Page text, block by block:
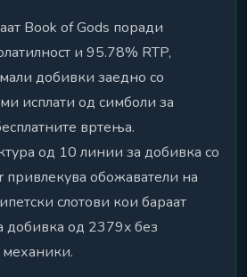
Book of Gods поради
и 95.78% RTP,
добивки заедно со
исплати од симболи за
вртења.
од 10 линии за добивка со
обожаватели на
слотови кои бараат
добивка од 2379x без
механики.